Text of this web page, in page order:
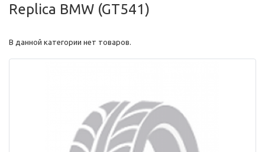
Replica BMW (GT541)
В данной категории нет товаров.